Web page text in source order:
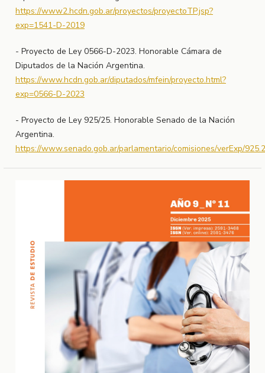
https://www2.hcdn.gob.ar/proyectos/proyectoTP.jsp?
exp=1541-D-2019
- Proyecto de Ley 0566-D-2023. Honorable Cámara de
Diputados de la Nación Argentina.
https://www.hcdn.gob.ar/diputados/mfein/proyecto.html?
exp=0566-D-2023
- Proyecto de Ley 925/25. Honorable Senado de la Nación
Argentina.
https://www.senado.gob.ar/parlamentario/comisiones/verExp/